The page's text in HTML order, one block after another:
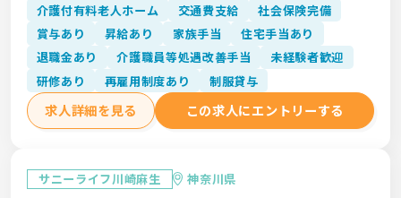
介護付有料老人ホーム 交通費支給
社会保険完備
賞与あり
昇給あり 家族手当
住宅手当あり
退職金あり
介護職員等処遇改善手当
未経験者歓迎
研修あり
再雇用制度あり 制服貸与
求人詳細を見る この求人にエントリーする
サニーライフ川崎麻生 神奈川県